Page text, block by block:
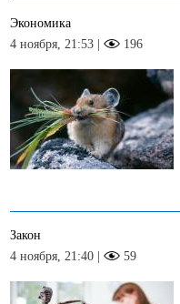
Экономика
4 ноября, 21:53 |
196
Закон
4 ноября, 21:40 |
59